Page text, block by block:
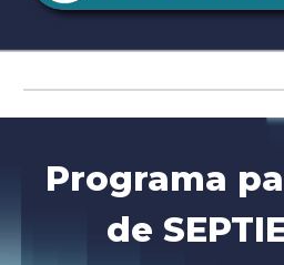
Programa
de